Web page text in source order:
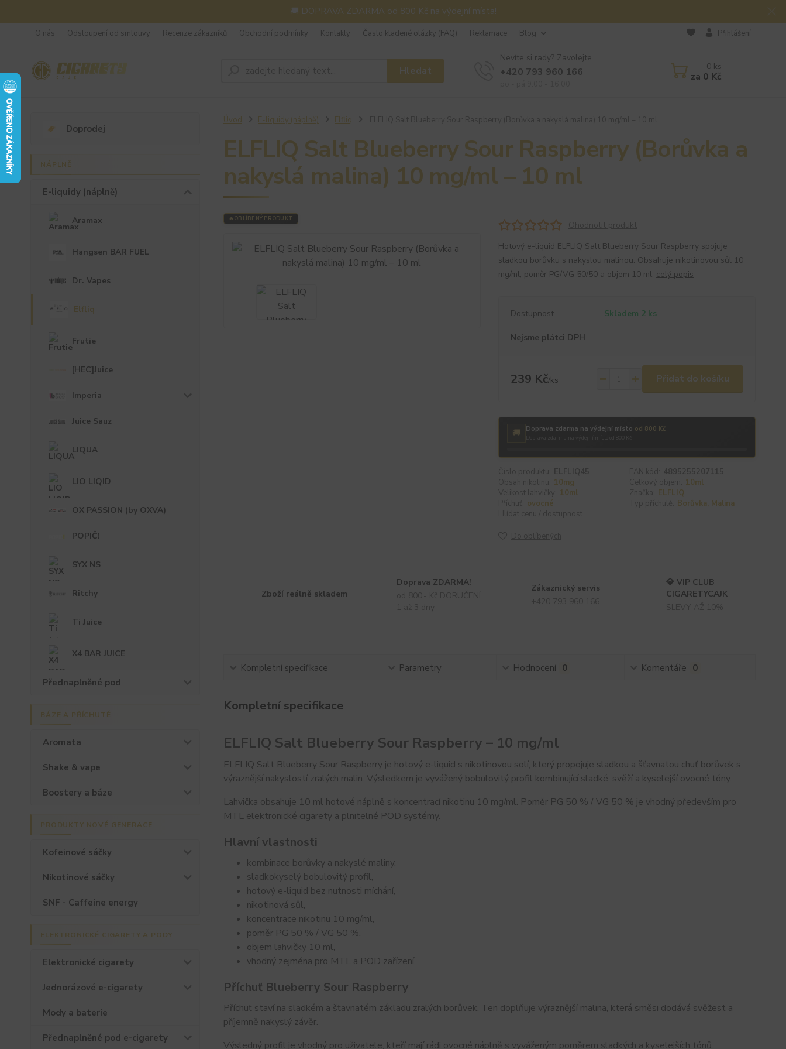
🚚 DOPRAVA ZDARMA od 800 Kč na výdejní místa!
O nás Odstoupení od smlouvy Recenze zákazníků Obchodní podmínky Kontakty Často kladené otázky (FAQ) Reklamace Blog Přihlášení
Hledat
Nevíte si rady? Zavolejte.
+420 793 960 166 0 ks
za 0 Kč
Doprodej
NÁPLNĚ
E-liquidy (náplně)
Aramax
Hangsen BAR FUEL
Dr. Vapes
Elfliq
Frutie
[HEC]Juice
Imperia
Juice Sauz
LIQUA
LIO LIQID
OX PASSION (by OXVA)
POPIČ!
SYX NS
Ritchy
Ti Juice
X4 BAR JUICE
Přednaplněné pod
BÁZE A PŘÍCHUTĚ
Aromata
Shake & vape
Boostery a báze
PRODUKTY NOVÉ GENERACE
Kofeinové sáčky
Nikotinové sáčky
SNF - Caffeine energy
ELEKTRONICKÉ CIGARETY A PODY
Elektronické cigarety
Jednorázové e-cigarety
Mody a baterie
Přednaplněné pod e-cigarety
Úvod E-liquidy (náplně) Elfliq
ELFLIQ Salt Blueberry Sour Raspberry (Borůvka a
nakyslá malina) 10 mg/ml – 10 ml
OBLÍBENÝ PRODUKT
Hotový e-liquid ELFLIQ Salt Blueberry Sour Raspberry spojuje
sladkou borůvku s nakyslou malinou. Obsahuje nikotinovou sůl 10
mg/ml, poměr PG/VG 50/50 a objem 10 ml. celý popis
Dostupnost Skladem 2 ks
Nejsme plátci DPH
239 Kč/ks Přidat do košíku
🚚 Doprava zdarma na výdejní místo od 800 Kč
10mg
10ml
10ml
ELFLIQ
ovocné
Borůvka, Malina
Zboží reálně skladem
Doprava ZDARMA!
Zákaznický servis
💎 VIP CLUB
CIGARETYCAJK
Kompletní specifikace Parametry Hodnocení 0 Komentáře 0
Kompletní specifikace
ELFLIQ Salt Blueberry Sour Raspberry – 10 mg/ml
ELFLIQ Salt Blueberry Sour Raspberry je hotový e-liquid s nikotinovou solí, který propojuje sladkou a šťavnatou chuť borůvek s
výraznější nakyslostí zralých malin. Výsledkem je vyvážený bobulovitý profil kombinující sladké, svěží a kyselejší ovocné tóny.
Lahvička obsahuje 10 ml hotové náplně s koncentrací nikotinu 10 mg/ml. Poměr PG 50 % / VG 50 % je vhodný především pro
MTL elektronické cigarety a plnitelné POD systémy.
Hlavní vlastnosti
kombinace borůvky a nakyslé maliny,
sladkokyselý bobulovitý profil,
hotový e-liquid bez nutnosti míchání,
nikotinová sůl,
koncentrace nikotinu 10 mg/ml,
poměr PG 50 % / VG 50 %,
objem lahvičky 10 ml,
vhodný zejména pro MTL a POD zařízení.
Příchuť Blueberry Sour Raspberry
Příchuť staví na sladkém a šťavnatém základu zralých borůvek. Ten doplňuje výraznější malina, která směsi dodává svěžest a
příjemně nakyslý závěr.
Výsledný profil je vhodný pro uživatele, kteří mají rádi ovocné náplně s vyváženým poměrem sladkých a kyselejších tónů.